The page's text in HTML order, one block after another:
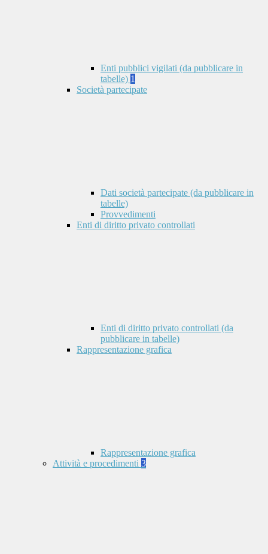
Enti pubblici vigilati (da pubblicare in
tabelle) 1
Società partecipate
Dati società partecipate (da pubblicare in
tabelle)
Provvedimenti
Enti di diritto privato controllati
Enti di diritto privato controllati (da
pubblicare in tabelle)
Rappresentazione grafica
Rappresentazione grafica
Attività e procedimenti 3